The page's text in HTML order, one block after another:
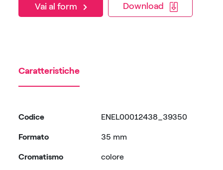
Vai al form Download
Caratteristiche
Codice
Formato
Cromatismo
ENEL00012438_39350
35 mm
colore